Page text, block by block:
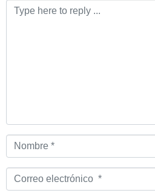
Comentario
Nombre
*
Correo
electrónico